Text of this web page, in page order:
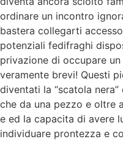
ordinare un incontro
bastera collegarti
potenziali fedifraghi
privazione di occupare
veramente brevi! Questi
diventati la “scatola
che da una pezzo e oltre
e ed la capacita di avere
individuare prontezza e